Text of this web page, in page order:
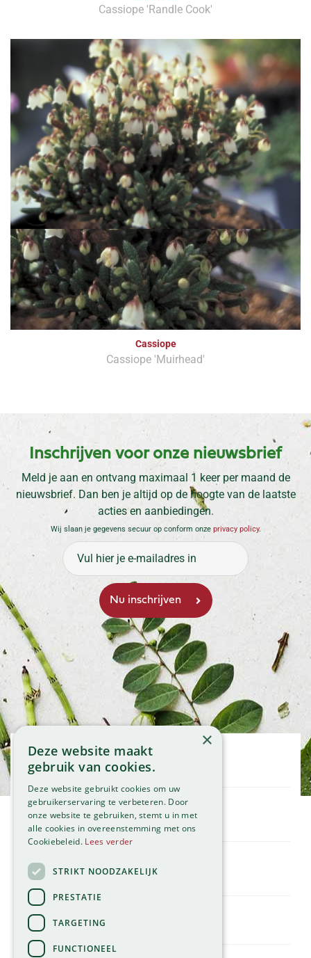
Cassiope 'Randle Cook'
Cassiope
Cassiope 'Muirhead'
Inschrijven voor onze nieuwsbrief
Meld je aan en ontvang maximaal 1 keer per maand de
nieuwsbrief. Dan ben je altijd op de hoogte van de laatste
acties en aanbiedingen.
Wij slaan je gegevens secuur op conform onze privacy policy.
Openingstijden
Maandag
Dinsdag
Woensdag
Donderdag
Vrijdag
Zaterdag
Zondag
Bekijk onze afwijkende openingstijden >
Klantenservice
Service
Tuincentrum
Contact
Global Garden
Hillegommerdijk 554
2136 KX Zwaanshoek
T.023 584 23 54
×
Deze website maakt
gebruik van cookies.
Deze website gebruikt cookies om uw
gebruikerservaring te verbeteren. Door
onze website te gebruiken, stemt u in met
alle cookies in overeenstemming met ons
Cookiebeleid. Lees verder
STRIKT NOODZAKELIJK
PRESTATIE
TARGETING
FUNCTIONEEL